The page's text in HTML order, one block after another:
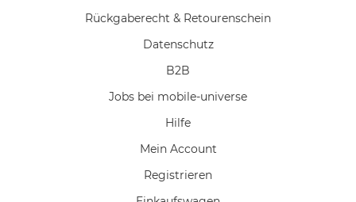
Rückgaberecht & Retourenschein
Datenschutz
B2B
Jobs bei mobile-universe
Hilfe
Mein Account
Registrieren